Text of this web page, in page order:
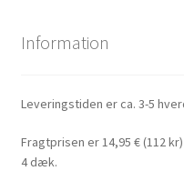
Information
Leveringstiden er ca. 3-5
Fragtprisen er 14,95 € (112
4 dæk.